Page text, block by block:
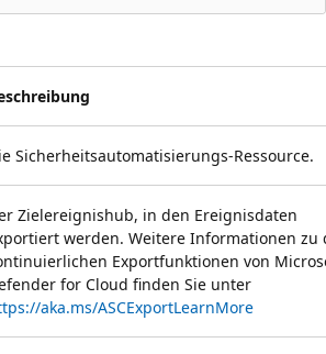
Sicherheitsautomatisierungs-Ressource.
Zielereignishub, in den Ereignisdaten
werden. Weitere Informationen zu
Exportfunktionen von
for Cloud finden Sie unter
aka.ms/ASCExportLearnMore